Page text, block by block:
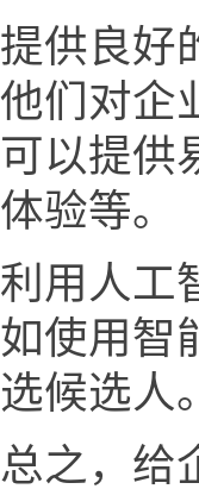
提供良好
他们对企
可以提供
体验等。
利用人工
如使用智
选候选人。
总之，给